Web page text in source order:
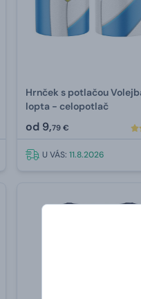
Hrnček s potlačou
lopta - celopotlač
od 9,79 €
U VÁS: 11.8.2026